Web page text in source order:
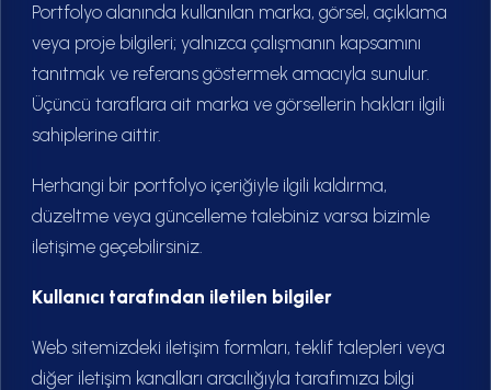
Portfolyo alanında kullanılan marka, görsel, açıklama
veya proje bilgileri; yalnızca çalışmanın kapsamını
tanıtmak ve referans göstermek amacıyla sunulur.
Üçüncü taraflara ait marka ve görsellerin hakları ilgili
sahiplerine aittir.
Herhangi bir portfolyo içeriğiyle ilgili kaldırma,
düzeltme veya güncelleme talebiniz varsa bizimle
iletişime geçebilirsiniz.
Kullanıcı tarafından iletilen bilgiler
Web sitemizdeki iletişim formları, teklif talepleri veya
diğer iletişim kanalları aracılığıyla tarafımıza bilgi